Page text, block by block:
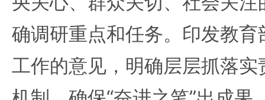
确调研重点和任务。印发教
工作的意见，明确层层抓落